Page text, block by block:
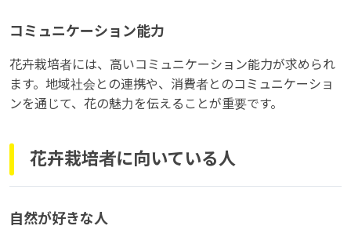
コミュニケーション能力
花卉栽培者には、高いコミュニケーション能力が求められ
ます。地域社会との連携や、消費者とのコミュニケーショ
ンを通じて、花の魅力を伝えることが重要です。
花卉栽培者に向いている人
自然が好きな人